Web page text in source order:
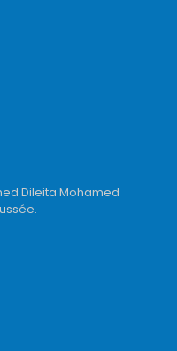
Dileita Mohamed